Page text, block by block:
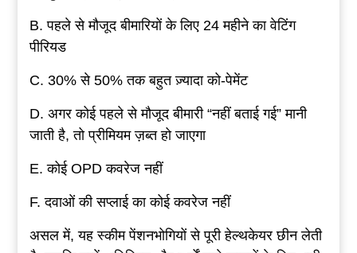
B. पहले से मौजूद बीमारियों के लिए 24 महीने का वेटिंग
पीरियड
C. 30% से 50% तक बहुत ज़्यादा को-पेमेंट
D. अगर कोई पहले से मौजूद बीमारी “नहीं बताई गई” मानी
जाती है, तो प्रीमियम ज़ब्त हो जाएगा
E. कोई OPD कवरेज नहीं
F. दवाओं की सप्लाई का कोई कवरेज नहीं
असल में, यह स्कीम पेंशनभोगियों से पूरी हेल्थकेयर छीन लेती